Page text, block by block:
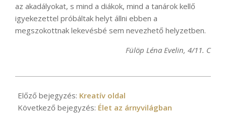
az akadályokat, s mind a diákok, mind a tanárok kellő
igyekezettel próbáltak helyt állni ebben a
megszokottnak lekevésbé sem nevezhető helyzetben.
Fülöp Léna Evelin, 4/11. C
12-
15
Előző bejegyzés: Kreatív oldal
Következő bejegyzés: Élet az árnyvilágban